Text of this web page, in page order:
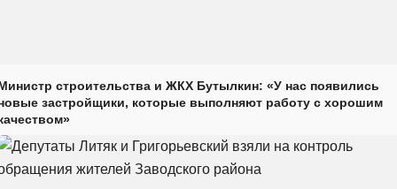
строительства и ЖКХ Бутылкин: «У нас появились
застройщики, которые выполняют работу с хорошим